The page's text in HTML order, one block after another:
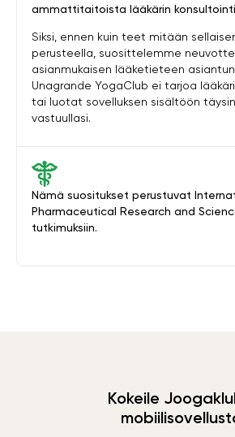
Nämä suositukset perustuvat
Pharmaceutical Research and
tutkimuksiin.
ammattitaitoista lääkärin
Siksi, ennen kuin teet mitään
perusteella, suosittelemme
asianmukaisen lääketieteen
Unagrande YogaClub ei tarjoa
tai luotat sovelluksen sisältöön
vastuullasi.
Kokeile